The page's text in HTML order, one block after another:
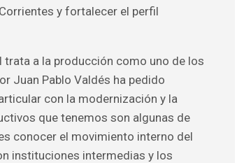
y fortalecer el perfil
trata a la producción como uno de los
Juan Pablo Valdés ha pedido
con la modernización y la
que tenemos son algunas de
conocer el movimiento interno del
instituciones intermedias y los